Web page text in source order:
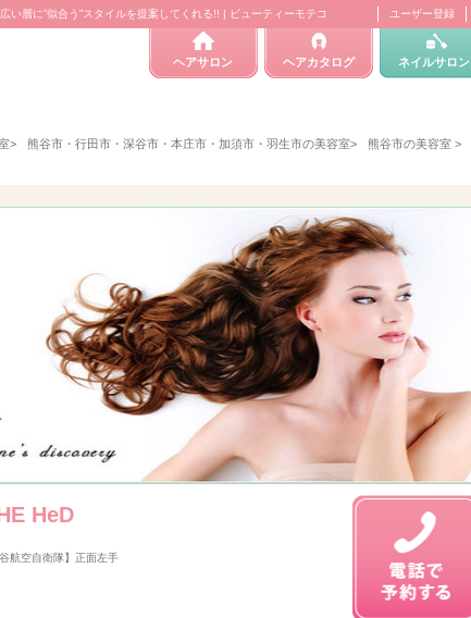
層に”似合う”スタイルを提案してくれる!! | ビューティーモテコ ユーザー登録
ヘアサロン ヘアカタログ ネイルサロン
> 熊谷市・行田市・深谷市・本庄市・加須市・羽生市の美容室> 熊谷市の美容室 >
HeD
航空自衛隊】正面左手